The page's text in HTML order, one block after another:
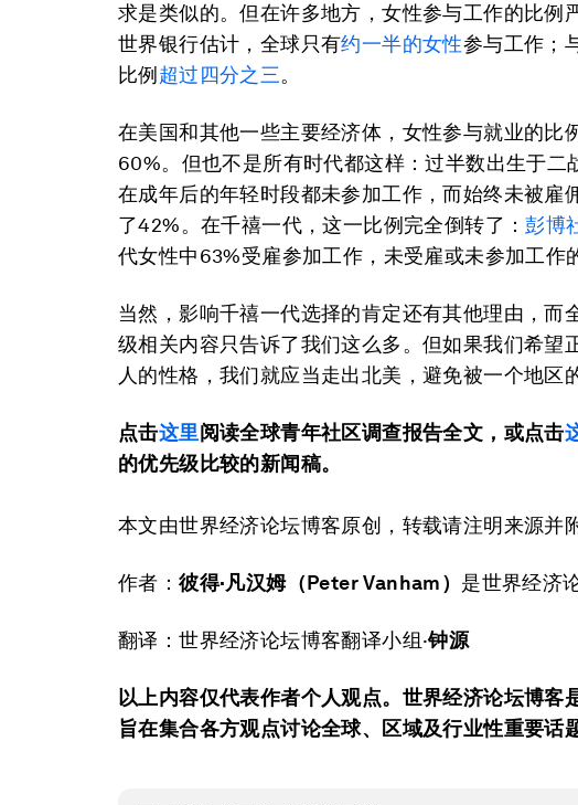
求是类似的。但在许多地方，女性参与工作的比例
世界银行估计，全球只有约一半的女性参与工作；
比例 超过四分之三。
在美国和其他一些主要经济体，女性参与就业的比
60%。但也不是所有时代都这样：过半数出生于二
在成年后的年轻时段都未参加工作，而始终未被雇
了42%。在千禧一代，这一比例完全倒转了：彭博
代女性中63%受雇参加工作，未受雇或未参加工作
当然，影响千禧一代选择的肯定还有其他理由，而
级相关内容只告诉了我们这么多。但如果我们希望
人的性格，我们就应当走出北美，避免被一个地区
点击这里阅读全球青年社区调查报告全文，或点击
的优先级比较的新闻稿。
本文由世界经济论坛博客原创，转载请注明来源并
作者：彼得·凡汉姆（Peter Vanham） 是世界经济
翻译：世界经济论坛博客翻译小组·钟源
以上内容仅代表作者个人观点。世界经济论坛博客
旨在集合各方观点讨论全球、区域及行业性重要话题